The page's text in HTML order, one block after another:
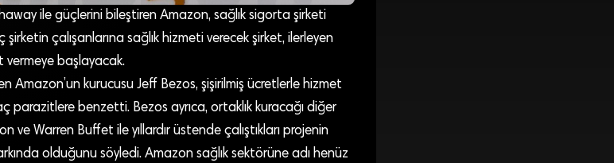
ile güçlerini bileştiren Amazon, sağlık sigorta şirketi
çalışanlarına sağlık hizmeti verecek şirket, ilerleyen
vermeye başlayacak.
Amazon’un kurucusu Jeff Bezos, şişirilmiş ücretlerle hizmet
parazitlere benzetti. Bezos ayrıca, ortaklık kuracağı diğer
ve Warren Buffet ile yıllardır üstende çalıştıkları projenin
olduğunu söyledi. Amazon sağlık sektörüne adı henüz